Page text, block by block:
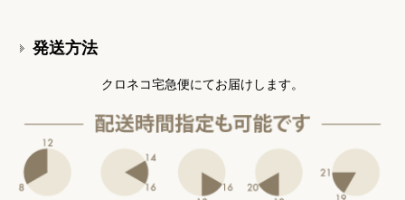
発送方法
クロネコ宅急便にてお届けします。